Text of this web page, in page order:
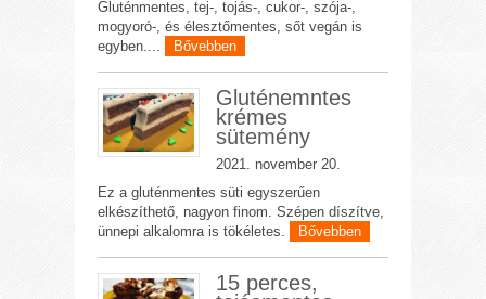
Gluténmentes, tej-, tojás-, cukor-, szója-,
mogyoró-, és élesztőmentes, sőt vegán is
egyben....
Bővebben
Gluténemntes
krémes
sütemény
2021. november 20.
Ez a gluténmentes süti egyszerűen
elkészíthető, nagyon finom. Szépen díszítve,
ünnepi alkalomra is tökéletes.
Bővebben
15 perces,